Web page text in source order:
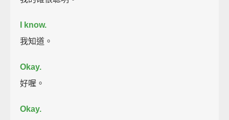
I know.
我知道。
Okay.
好喔。
Okay.